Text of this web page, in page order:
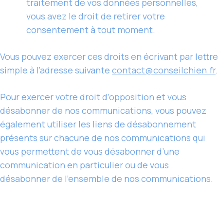
traitement de vos données personnelles,
vous avez le droit de retirer votre
consentement à tout moment.
Vous pouvez exercer ces droits en écrivant par lettre
simple à l’adresse suivante contact@conseilchien.fr.
Pour exercer votre droit d’opposition et vous
désabonner de nos communications, vous pouvez
également utiliser les liens de désabonnement
présents sur chacune de nos communications qui
vous permettent de vous désabonner d’une
communication en particulier ou de vous
désabonner de l’ensemble de nos communications.